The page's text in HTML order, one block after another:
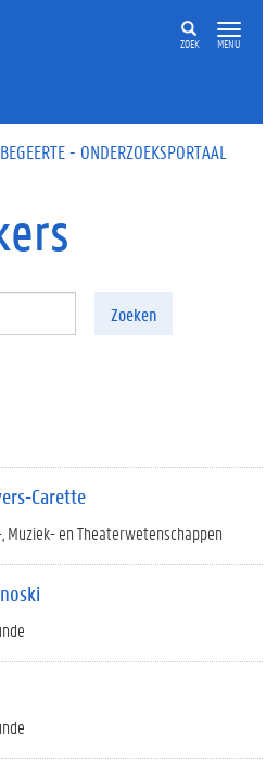
ZOEK MENU
- ONDERZOEKSPORTAAL
Zoeken
Carette
Muziek- en Theaterwetenschappen